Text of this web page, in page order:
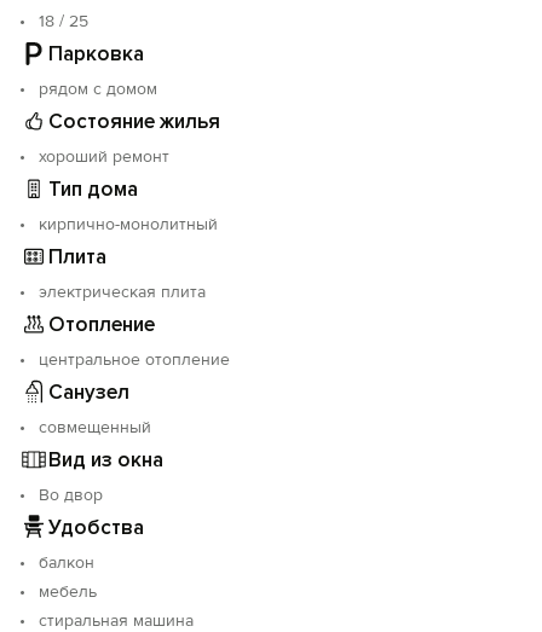
18 / 25
Парковка
рядом с домом
Состояние жилья
хороший ремонт
Тип дома
кирпично-монолитный
Плита
электрическая плита
Отопление
центральное отопление
Санузел
совмещенный
Вид из окна
Во двор
Удобства
балкон
мебель
стиральная машина